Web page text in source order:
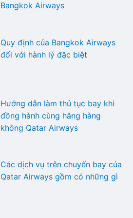
Bangkok Airways
Quy định của Bangkok Airways
đối với hành lý đặc biệt
Hướng dẫn làm thủ tục bay khi
đồng hành cùng hãng hàng
không Qatar Airways
Các dịch vụ trên chuyến bay của
Qatar Airways gồm có những gì